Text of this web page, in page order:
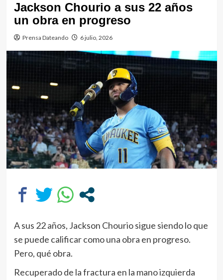
Jackson Chourio a sus 22 años
un obra en progreso
Prensa Dateando 6 julio, 2026
A sus 22 años, Jackson Chourio sigue siendo lo que
se puede calificar como una obra en progreso.
Pero, qué obra.
Recuperado de la fractura en la mano izquierda